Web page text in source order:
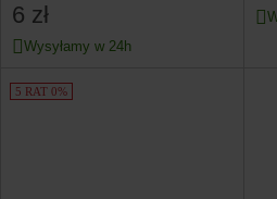
6 zł
Wysyłamy w 24h
5 RAT 0%